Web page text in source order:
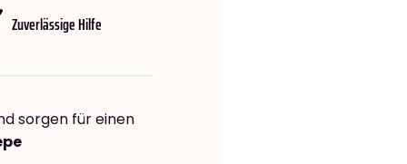
Zuverlässige Hilfe
sorgen für einen